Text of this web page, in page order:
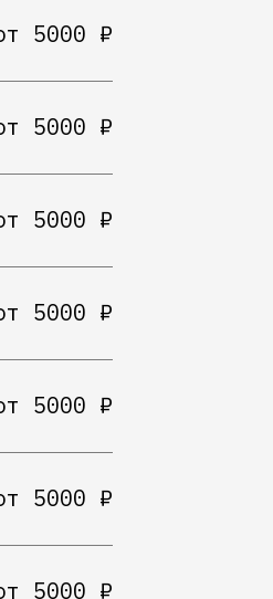
5000 ₽
5000 ₽
5000 ₽
5000 ₽
5000 ₽
5000 ₽
5000 ₽